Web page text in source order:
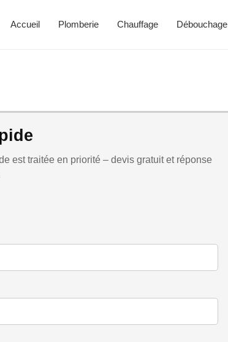
Accueil Plomberie Chauffage Débouchage
est traitée en priorité – devis gratuit et réponse